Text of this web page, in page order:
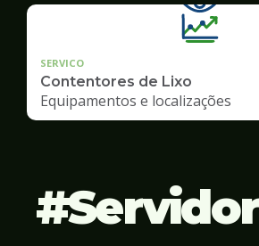
SERVICO
Contentores de Lixo
Equipamentos e localizações
Servidor